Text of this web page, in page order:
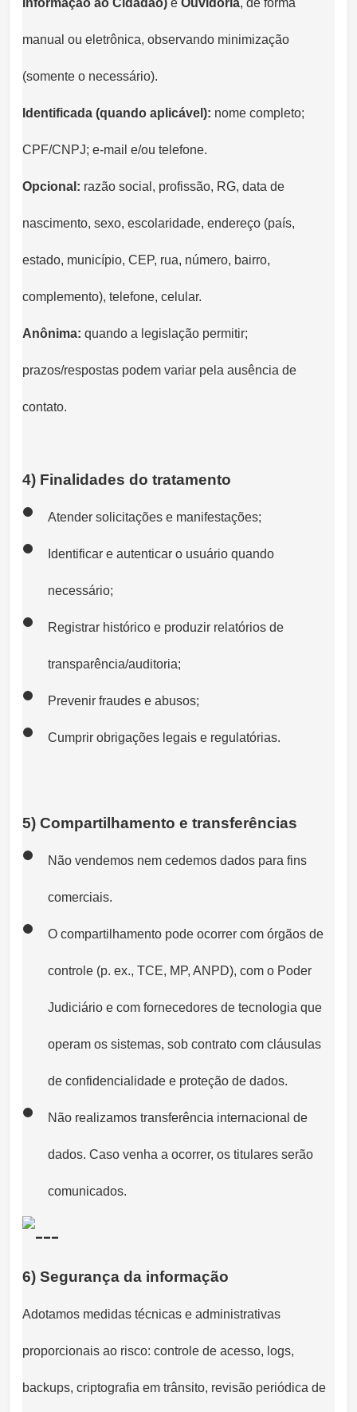
manual ou eletrônica, observando minimização
(somente o necessário).
Identificada (quando aplicável): nome completo;
CPF/CNPJ; e-mail e/ou telefone.
Opcional: razão social, profissão, RG, data de
nascimento, sexo, escolaridade, endereço (país,
estado, município, CEP, rua, número, bairro,
complemento), telefone, celular.
Anônima: quando a legislação permitir;
prazos/respostas podem variar pela ausência de
contato.
4) Finalidades do tratamento
Atender solicitações e manifestações;
Identificar e autenticar o usuário quando
necessário;
Registrar histórico e produzir relatórios de
transparência/auditoria;
Prevenir fraudes e abusos;
Cumprir obrigações legais e regulatórias.
5) Compartilhamento e transferências
Não vendemos nem cedemos dados para fins
comerciais.
O compartilhamento pode ocorrer com órgãos de
controle (p. ex., TCE, MP, ANPD), com o Poder
Judiciário e com fornecedores de tecnologia que
operam os sistemas, sob contrato com cláusulas
de confidencialidade e proteção de dados.
Não realizamos transferência internacional de
dados. Caso venha a ocorrer, os titulares serão
comunicados.
6) Segurança da informação
Adotamos medidas técnicas e administrativas
proporcionais ao risco: controle de acesso, logs,
backups, criptografia em trânsito, revisão periódica de